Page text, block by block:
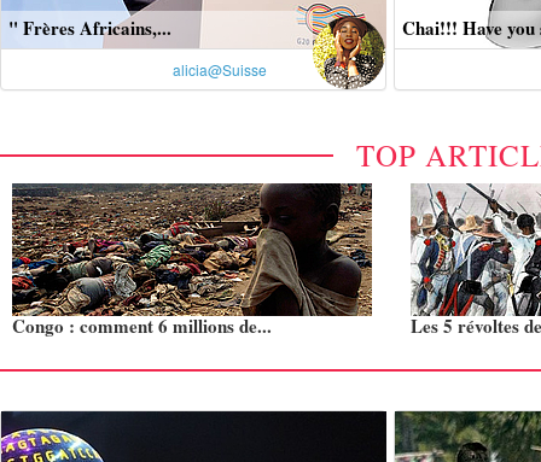
" Frères Africains,...
alicia@Suisse
Chai!!! Have you
TOP
Congo : comment 6 millions de... Les 5 révoltes